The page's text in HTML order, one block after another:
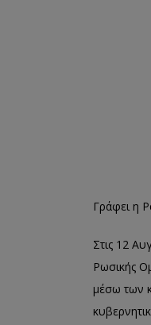
Γράφει η
Στις 12
Ρωσικής
μέσω των